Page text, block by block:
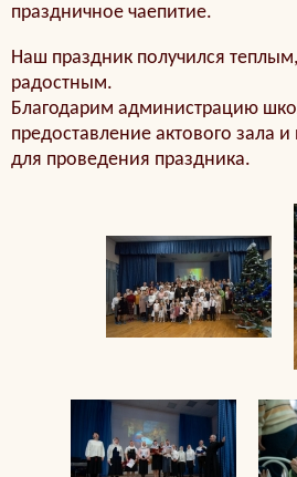
праздничное чаепитие.
Наш праздник получился
радостным.
Благодарим администрацию
предоставление актового зала
для проведения праздника.